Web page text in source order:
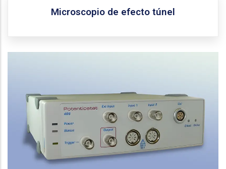
Microscopio de efecto túnel
Modelo:
ER466
Sistema de estudio fisicoquímico basado en técnicas
electroanalíticas de escaneo lineal, que incluye
cronoamperometría, coulombimetría,
cronopotenciometría, sensado amperométrico,
biosensado electroquímico y acoplamiento con QCM.
Soporta barrido por diferencial de pulsos, barrido por
onda cuadrada, amperometría de pulsos y voltametría